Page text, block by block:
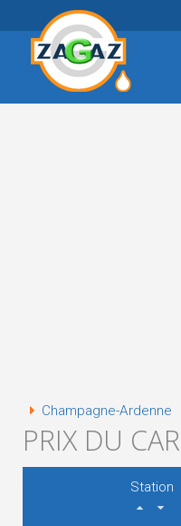
Champagne-Ardenne
PRIX DU
Station